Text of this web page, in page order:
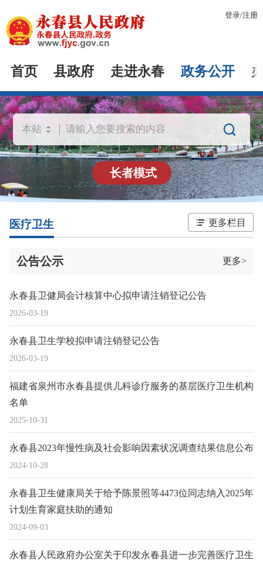
登录/注册
首页 县政府 走进永春 政务公开

长者模式
医疗卫生 更多栏目
公告公示 更多>
2026-03-19
永春县卫健局会计核算中心拟申请注销登记公告
2026-03-19
永春县卫生学校拟申请注销登记公告
2025-10-31
福建省泉州市永春县提供儿科诊疗服务的基层医疗卫生机构
名单
2024-10-28
永春县2023年慢性病及社会影响因素状况调查结果信息公布
2024-09-03
永春县卫生健康局关于给予陈景照等4473位同志纳入2025年
计划生育家庭扶助的通知
永春县人民政府办公室关于印发永春县进一步完善医疗卫生